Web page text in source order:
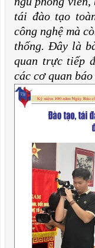
tái đào tạo
công nghệ mà
thống. Đây là
quan trực tiếp
các cơ quan